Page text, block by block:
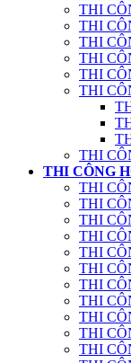
THI
THI
THI
THI
THI
THI
THI
THI CÔNG
THI
THI
THI
THI
THI
THI
THI
THI
THI
THI
THI